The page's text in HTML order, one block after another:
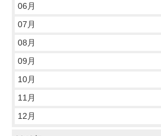
06月
07月
08月
09月
10月
11月
12月